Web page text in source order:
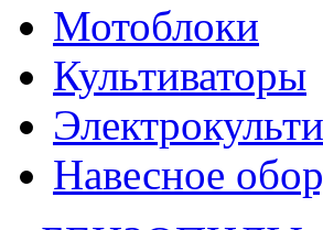
Мотоблоки
Культиваторы
Навесное